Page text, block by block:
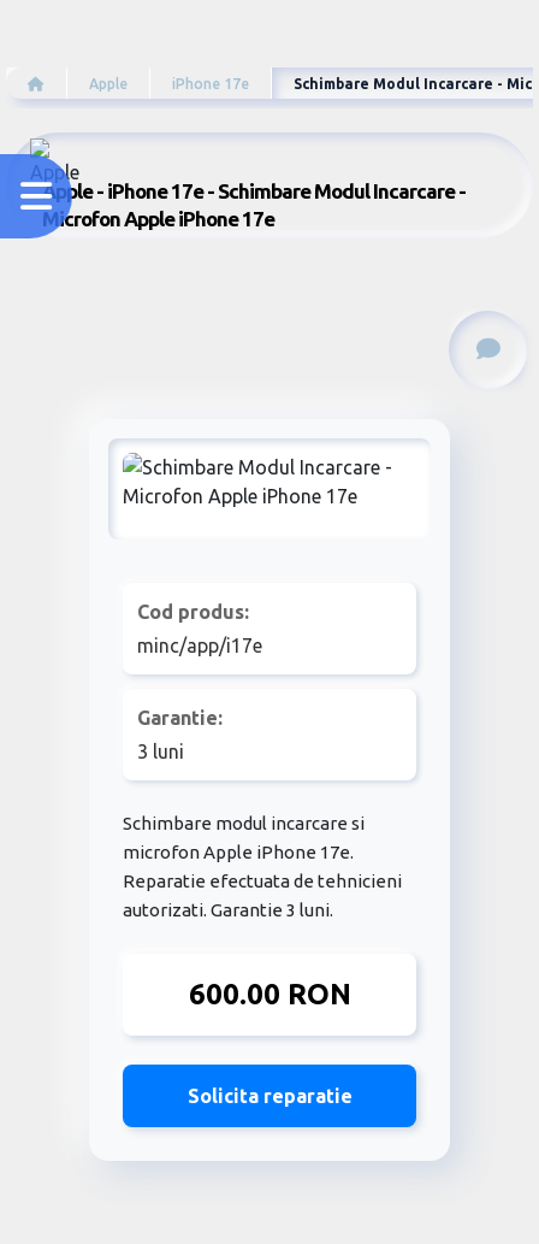
Apple iPhone 17e Schimbare Modul Incarcare -
Apple - iPhone 17e - Schimbare Modul Incarcare -
Microfon Apple iPhone 17e
Cod produs:
minc/app/i17e
Garantie:
3 luni
Schimbare modul incarcare si
microfon Apple iPhone 17e.
Reparatie efectuata de tehnicieni
autorizati. Garantie 3 luni.
600.00 RON
Solicita reparatie